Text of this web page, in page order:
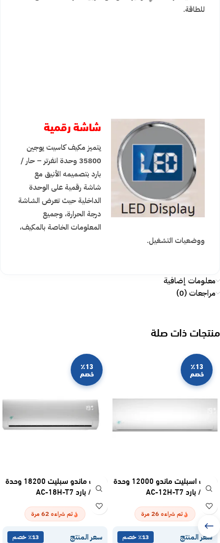
للطاقة.
شاشة رقمية
يتميز مكيف كاسيت يوجين
35800 وحدة انفرتر – حار /
بارد بتصميمه الأنيق مع
شاشة رقمية على الوحدة
الداخلية حيث تعرض الشاشة
درجة الحرارة، وجميع
المعلومات الخاصة بالمكيف،
ووضعيات التشغيل.
معلومات إضافية
مراجعات (0)
منتجات ذات صلة
٪13
خصم
مكيف اسبليت ماندو 12000 وحدة
– حار / بارد AC-12H-T7
تم شراءه 26 مرة
سعر المنتج ٪13 خصم
٪13
خصم
مكيف ماندو سبليت 18200 وحدة
– حار / بارد AC-18H-T7
تم شراءه 62 مرة
سعر المنتج ٪13 خصم